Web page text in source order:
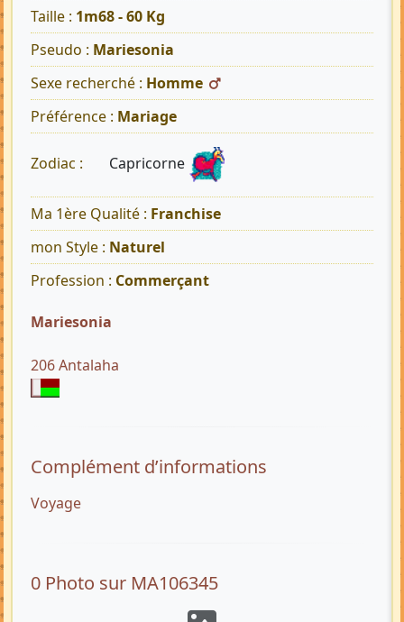
Taille : 1m68 - 60 Kg
Pseudo : Mariesonia
Sexe recherché : Homme
Préférence : Mariage
Zodiac : Capricorne
Ma 1ère Qualité : Franchise
mon Style : Naturel
Profession : Commerçant
Mariesonia
206 Antalaha
Complément d’informations
Voyage
0 Photo sur MA106345